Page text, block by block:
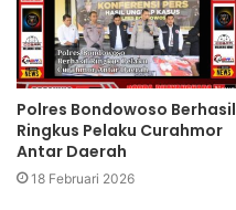
Polres Bondowoso Berhasil
Ringkus Pelaku Curahmor
Antar Daerah
18 Februari 2026